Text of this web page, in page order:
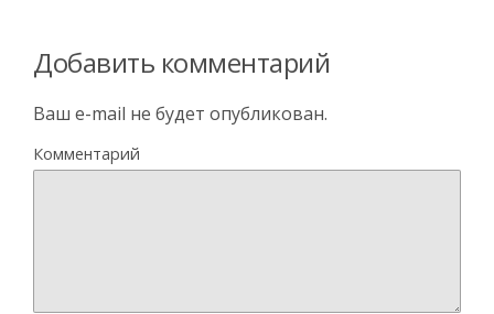
Добавить комментарий
Ваш e-mail не будет опубликован.
Комментарий